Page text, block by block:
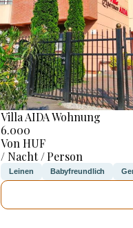
Villa AIDA Wohnung
6.000
Von HUF
/ Nacht / Person
Leinen Babyfreundlich